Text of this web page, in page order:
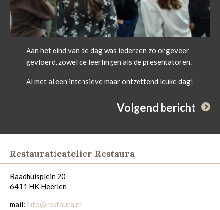
Aan het eind van de dag was iedereen zo ongeveer
gevloerd, zowel de leerlingen als de presentatoren.
Al met al een intensieve maar ontzettend leuke dag!
Volgend bericht
Restauratieatelier Restaura
Raadhuisplein 20
6411 HK Heerlen
mail: info@restaura.nl